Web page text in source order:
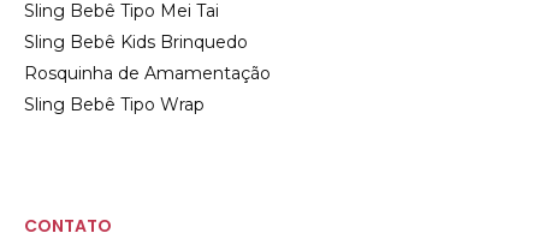
Sling Bebê Tipo Mei Tai
Sling Bebê Kids Brinquedo
Rosquinha de Amamentação
Sling Bebê Tipo Wrap
CONTATO